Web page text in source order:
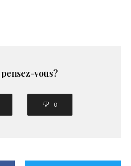
vous?
0